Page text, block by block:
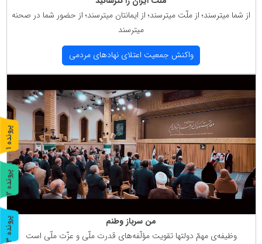
از شما میترسند؛ از ملّت میترسند؛ از ایمانتان میترسند؛ از حضور شما در صحنه
میترسند
واكنش جمعیت اعتلای نهادهای مردمی
من سرباز وطنم
وظیفه‌ی مهمّ دولتها تقویت مؤلّفه‌های قدرت ملّی و عزّت ملّی است
پ
ر
و
ن
د
ه
1
پ
ر
و
ن
د
ه
2
پ
ر
و
ن
د
ه
3